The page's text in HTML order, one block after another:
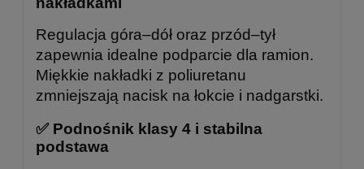
Regulacja góra–dół oraz przód–tył
zapewnia idealne podparcie dla ramion.
Miękkie nakładki z poliuretanu
zmniejszają nacisk na łokcie i nadgarstki.
✅ Podnośnik klasy 4 i stabilna
podstawa